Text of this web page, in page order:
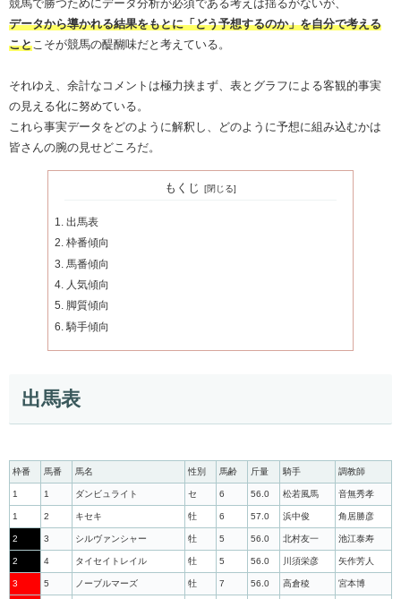
競馬で勝つためにデータ分析が必須である考えは揺るがないが、
データから導かれる結果をもとに「どう予想するのか」を自分で考える
こと こそが競馬の醍醐味だと考えている。
それゆえ、余計なコメントは極力挟まず、表とグラフによる客観的事実
の見える化に努めている。
これら事実データをどのように解釈し、どのように予想に組み込むかは
皆さんの腕の見せどころだ。
もくじ
出馬表
枠番傾向
馬番傾向
人気傾向
脚質傾向
騎手傾向
出馬表
枠番 馬番 馬名 性別 馬齢 斤量 騎手 調教師
1 1 ダンビュライト セ 6 56.0 松若風馬 音無秀孝
1 2 キセキ 牡 6 57.0 浜中俊 角居勝彦
2 3 シルヴァンシャー 牡 5 56.0 北村友一 池江泰寿
2 4 タイセイトレイル 牡 5 56.0 川須栄彦 矢作芳人
3 5 ノーブルマーズ 牡 7 56.0 高倉稜 宮本博